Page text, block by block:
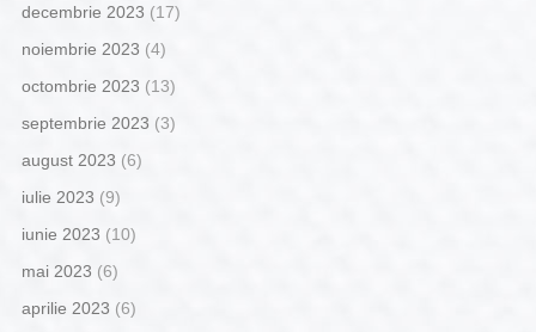
decembrie 2023 (17)
noiembrie 2023 (4)
octombrie 2023 (13)
septembrie 2023 (3)
august 2023 (6)
iulie 2023 (9)
iunie 2023 (10)
mai 2023 (6)
aprilie 2023 (6)